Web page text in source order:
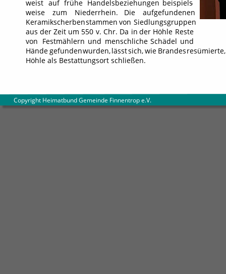
        Copyright Heimatbund Gemeinde Finnentrop e.V
.
weist auf frühe Handelsbeziehungen beispiels-
weise
zum Niederrhein. Die
aufgefundenen
Keramikscherbenstammen von Siedlungsgruppen
aus der Zeit um 550 v. Chr. Da in der Höhle Reste
von Festmählern und menschliche Schädel und
Händegefundenwurden,lässtsich,wie Brandesresümierte,
Höhle als Bestattungsort schließen.